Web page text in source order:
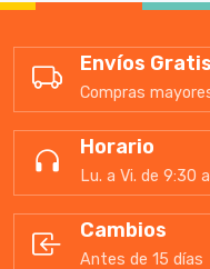
Envíos Gratis
Compras
Horario
Lu. a Vi. de 9:30
Cambios
Antes de 15 días